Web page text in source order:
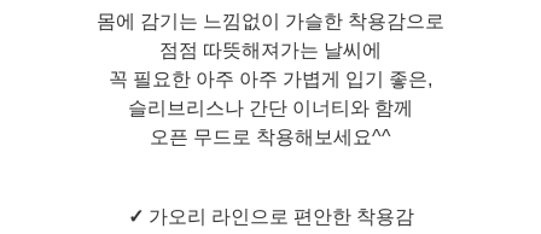
몸에 감기는 느낌없이 가슬한 착용감으로
점점 따뜻해져가는 날씨에
꼭 필요한 아주 아주 가볍게 입기 좋은,
슬리브리스나 간단 이너티와 함께
오픈 무드로 착용해보세요^^
✓ 가오리 라인으로 편안한 착용감